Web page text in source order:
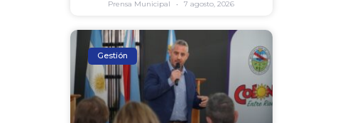
Prensa Municipal 7 agosto, 2026
Gestión